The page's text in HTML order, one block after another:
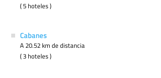
( 5 hoteles )
Cabanes
A 20.52 km de distancia
( 3 hoteles )